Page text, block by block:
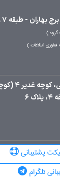
- طبقه 7 واحد 2
اطلاعات
البرز، نظرآباد،
6
پشتیبانی
تلگرام